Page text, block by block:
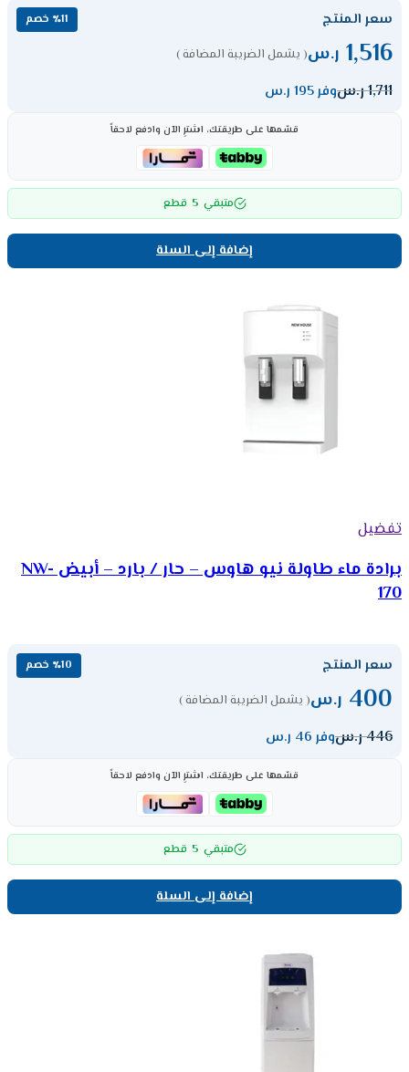
سعر المنتج ٪11 خصم
1,516 ر.س( يشمل الضريبة المضافة )
1,711ر.سوفر 195 ر.س
قسّمها على طريقتك، اشترِ الآن وادفع لاحقاً
متبقي 5 قطع
إضافة إلى السلة
تفضيل
برادة ماء طاولة نيو هاوس – حار / بارد – أبيض NW-
170
سعر المنتج ٪10 خصم
400 ر.س( يشمل الضريبة المضافة )
446ر.سوفر 46 ر.س
قسّمها على طريقتك، اشترِ الآن وادفع لاحقاً
متبقي 5 قطع
إضافة إلى السلة